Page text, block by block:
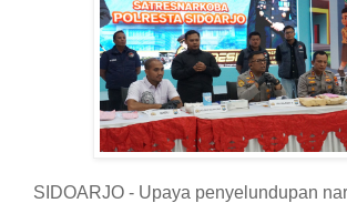
SIDOARJO - Upaya penyelundupan